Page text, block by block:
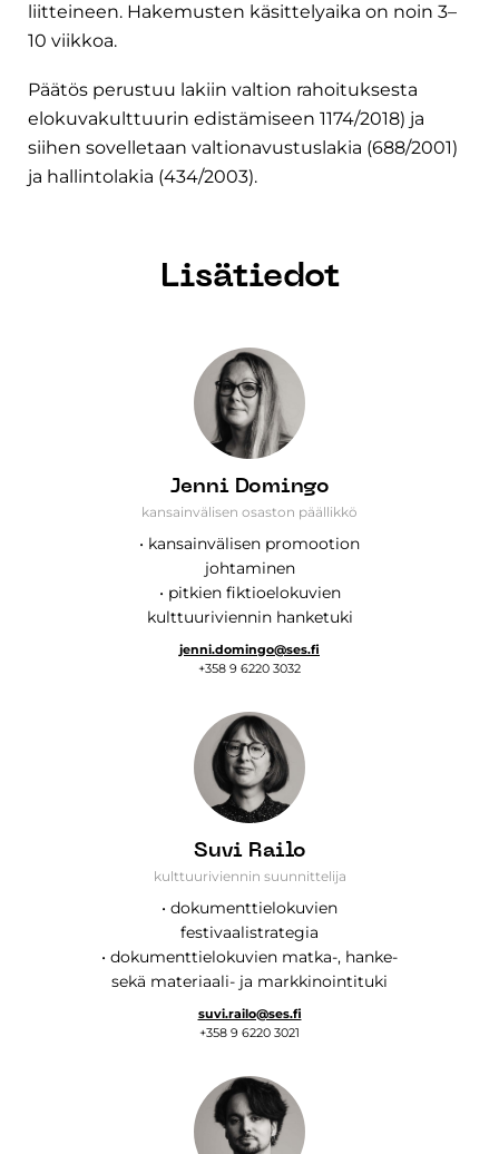
liitteineen. Hakemusten käsittelyaika on noin 3–
10 viikkoa.
Päätös perustuu lakiin valtion rahoituksesta
elokuvakulttuurin edistämiseen 1174/2018) ja
siihen sovelletaan valtionavustuslakia (688/2001)
ja hallintolakia (434/2003).
Lisätiedot
Jenni Domingo
kansainvälisen osaston päällikkö
• kansainvälisen promootion
johtaminen
• pitkien fiktioelokuvien
kulttuuriviennin hanketuki
jenni.domingo@ses.fi
+358 9 6220 3032
Suvi Railo
kulttuuriviennin suunnittelija
• dokumenttielokuvien
festivaalistrategia
• dokumenttielokuvien matka-, hanke-
sekä materiaali- ja markkinointituki
suvi.railo@ses.fi
+358 9 6220 3021